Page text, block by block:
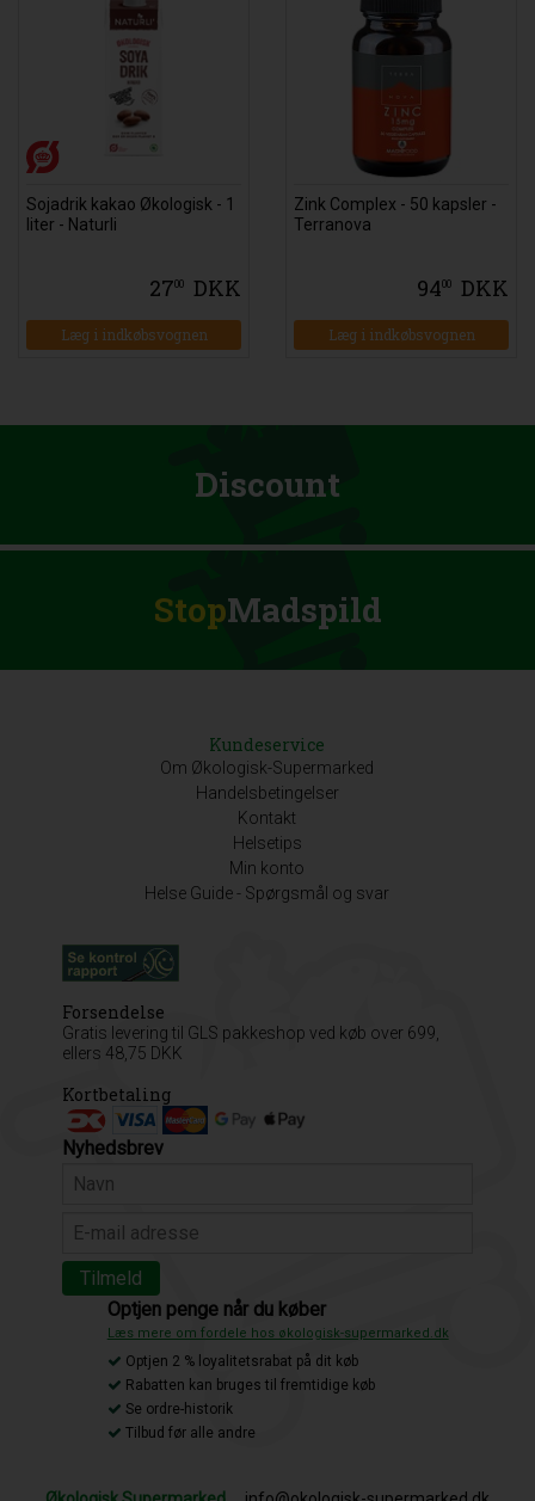
Sojadrik kakao Økologisk - 1
liter - Naturli
2700 DKK
Læg i indkøbsvognen
Zink Complex - 50 kapsler -
Terranova
9400 DKK
Læg i indkøbsvognen
Discount
StopMadspild
Kundeservice
Om Økologisk-Supermarked
Handelsbetingelser
Kontakt
Helsetips
Min konto
Helse Guide - Spørgsmål og svar
Forsendelse
Gratis levering til GLS pakkeshop ved køb over 699,
ellers 48,75 DKK
Kortbetaling
Nyhedsbrev
Optjen penge når du køber
Læs mere om fordele hos økologisk-supermarked.dk
Optjen 2 % loyalitetsrabat på dit køb
Rabatten kan bruges til fremtidige køb
Se ordre-historik
Tilbud før alle andre